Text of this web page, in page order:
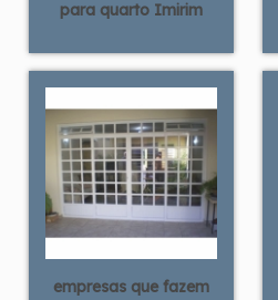
para quarto Imirim
empresas que fazem